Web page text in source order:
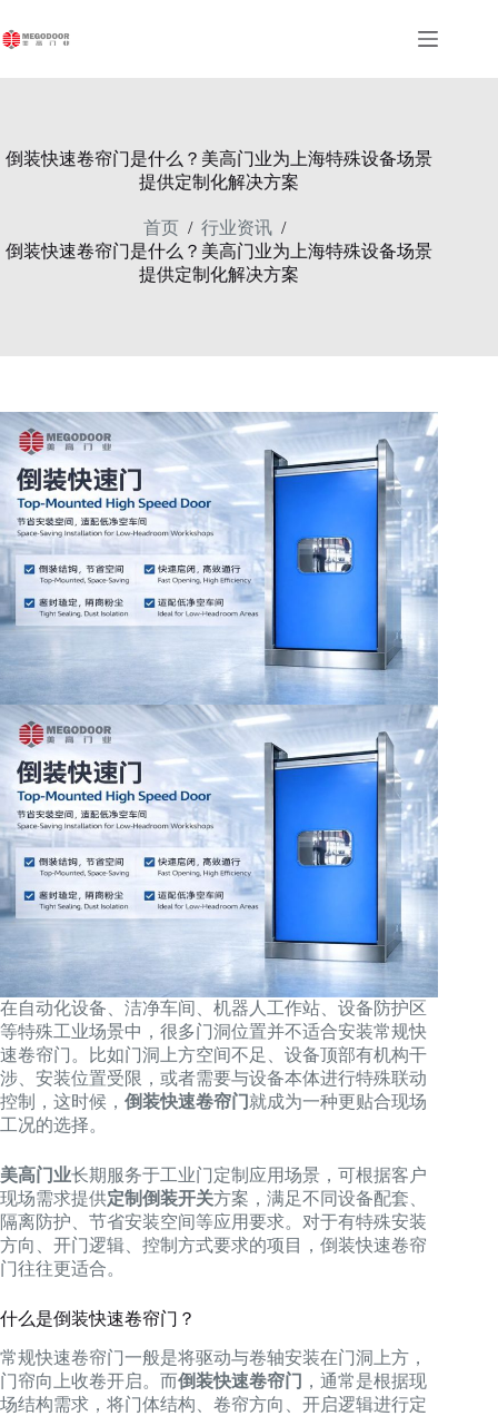
至
倒装快速卷帘门是什么？美高门业为上海特殊设备场景
提供定制化解决方案
首页 / 行业资讯 /
倒装快速卷帘门是什么？美高门业为上海特殊设备场景
提供定制化解决方案
在自动化设备、洁净车间、机器人工作站、设备防护区
等特殊工业场景中，很多门洞位置并不适合安装常规快
速卷帘门。比如门洞上方空间不足、设备顶部有机构干
涉、安装位置受限，或者需要与设备本体进行特殊联动
控制，这时候， 倒装快速卷帘门 就成为一种更贴合现场
工况的选择。
美高门业长期服务于工业门定制应用场景，可根据客户
现场需求提供定制倒装开关方案，满足不同设备配套、
隔离防护、节省安装空间等应用要求。对于有特殊安装
方向、开门逻辑、控制方式要求的项目，倒装快速卷帘
门往往更适合。
什么是倒装快速卷帘门？
常规快速卷帘门一般是将驱动与卷轴安装在门洞上方，
门帘向上收卷开启。而倒装快速卷帘门 ，通常是根据现
场结构需求，将门体结构、卷帘方向、开启逻辑进行定